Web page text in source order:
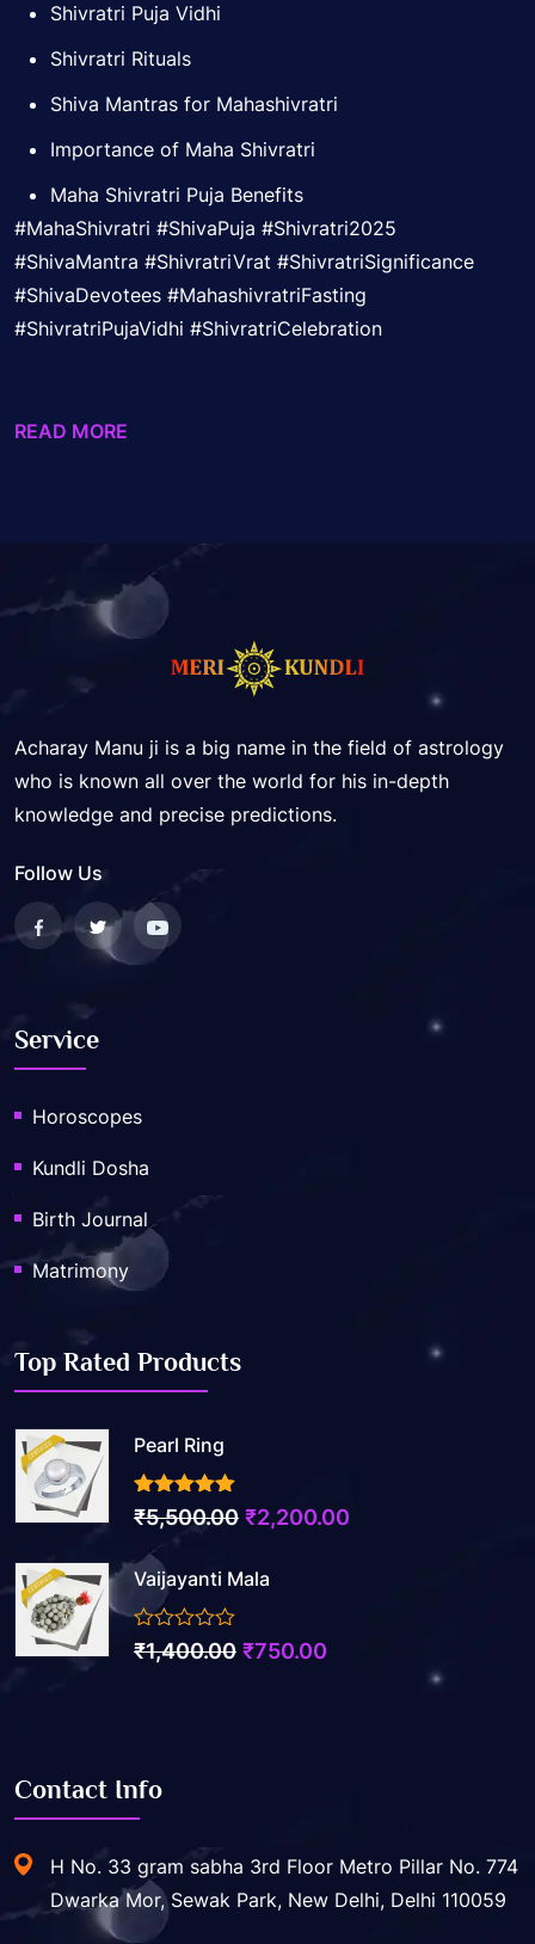
Shivratri Puja Vidhi
Shivratri Rituals
Shiva Mantras for Mahashivratri
Importance of Maha Shivratri
Maha Shivratri Puja Benefits
#MahaShivratri #ShivaPuja #Shivratri2025
#ShivaMantra #ShivratriVrat #ShivratriSignificance
#ShivaDevotees #MahashivratriFasting
#ShivratriPujaVidhi #ShivratriCelebration
READ MORE
Acharay Manu ji is a big name in the field of astrology
who is known all over the world for his in-depth
knowledge and precise predictions.
Follow Us
Service
Horoscopes
Kundli Dosha
Birth Journal
Matrimony
Top Rated Products
Pearl Ring
3.50out of 5
₹5,500.00 Original
was:
₹2,200.00
Vaijayanti Mala
0
out
₹1,400.00 Original
₹750.00
Contact Info
H No. 33 gram sabha 3rd Floor Metro Pillar No. 774
Dwarka Mor, Sewak Park, New Delhi, Delhi 110059